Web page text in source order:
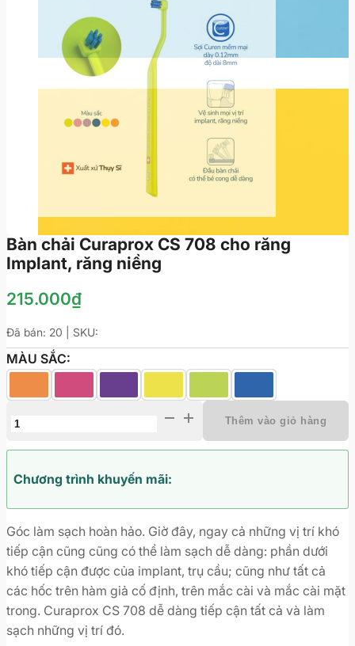
Bàn chải Curaprox CS 708 cho răng
Implant, răng niềng
215.000₫
Đã bán: 20 | SKU:
MÀU SẮC:
Bàn
CS
răng
Implant,
răng
niềng
số
lượng
Thêm vào giỏ hàng
Chương trình khuyến mãi:
Góc làm sạch hoàn hảo. Giờ đây, ngay cả những vị trí khó
tiếp cận cũng cũng có thể làm sạch dễ dàng: phần dưới
khó tiếp cận được của implant, trụ cầu; cũng như tất cả
các hốc trên hàm giả cố định, trên mắc cài và mắc cài mặt
trong. Curaprox CS 708 dễ dàng tiếp cận tất cả và làm
sạch những vị trí đó.